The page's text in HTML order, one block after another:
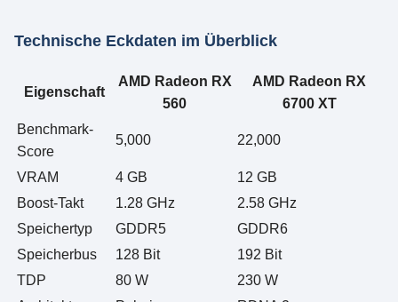
Technische Eckdaten im Überblick
Eigenschaft
AMD Radeon RX
560
AMD Radeon RX
6700 XT
Benchmark-
Score
5,000 22,000
VRAM 4 GB
12 GB
Boost-Takt
1.28 GHz
2.58 GHz
Speichertyp
GDDR5
GDDR6
Speicherbus
128 Bit
192 Bit
TDP
80 W
230 W